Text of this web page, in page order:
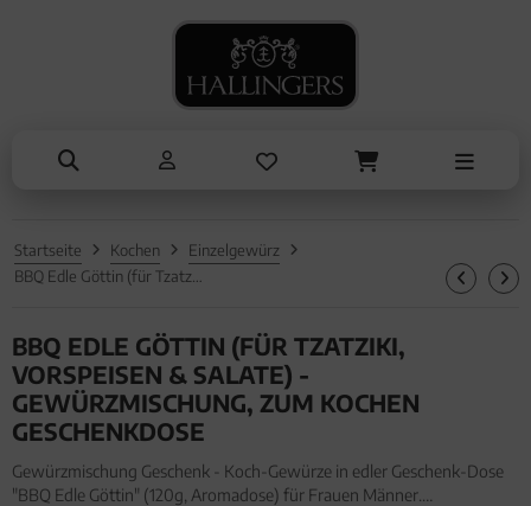
Startseite Kochen
Einzelgewürz
BBQ EDLE GÖTTIN (FÜR TZATZIKI,
VORSPEISEN & SALATE) -
GEWÜRZMISCHUNG, ZUM KOCHEN
GESCHENKDOSE
Gewürzmischung Geschenk - Koch-Gewürze in edler Geschenk-Dose
"BBQ Edle Göttin" (120g, Aromadose) für Frauen Männer.
SOMMER
ALLES ANZEIGEN AUS SOMMER
Genüsse
Liköre
TRINKEN
ALLES ANZEIGEN AUS TRINKEN
Kaffee
NASCHEN
ALLES ANZEIGEN AUS NASCHEN
Pralinen
Müsli
ANLÄSSE
ALLES ANZEIGEN AUS ANLÄSSE
Kleine Aufmerksamkeiten
Ostern
Valentinstag
Weihnachten
Liebe & Hochzeit